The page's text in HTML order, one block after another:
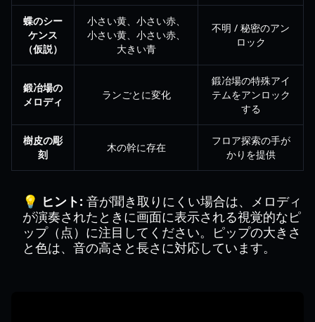
蝶のシー
ケンス
（仮説）
小さい黄、小さい赤、
小さい黄、小さい赤、
大きい青
不明 / 秘密のアン
ロック
鍛冶場の
メロディ
ランごとに変化
鍛冶場の特殊アイ
テムをアンロック
する
樹皮の彫
刻
木の幹に存在
フロア探索の手が
かりを提供
💡 ヒント: 音が聞き取りにくい場合は、メロディ
が演奏されたときに画面に表示される視覚的なピ
ップ（点）に注目してください。ピップの大きさ
と色は、音の高さと長さに対応しています。